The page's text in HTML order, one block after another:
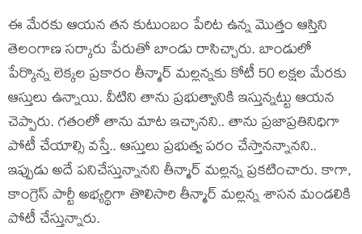
ఈ మేర‌కు ఆయ‌న తన కుటుంబం పేరిట ఉన్న మొత్తం ఆస్తిని
తెలంగాణ స‌ర్కారు పేరుతో బాండు రాసిచ్చారు. బాండులో
పేర్కొన్న లెక్క‌ల ప్ర‌కారం తీన్మార్ మ‌ల్ల‌న్న‌కు కోటీ 50 ల‌క్ష‌ల మేర‌కు
ఆస్తులు ఉన్నాయి. వీటిని తాను ప్ర‌భుత్వానికి ఇస్తున్న‌ట్టు ఆయ‌న
చెప్పారు. గ‌తంలో తాను మాట ఇచ్చాన‌ని.. తాను ప్ర‌జాప్ర‌తినిధిగా
పోటీ చేయాల్సి వ‌స్తే.. ఆస్తులు ప్ర‌భుత్వ ప‌రం చేస్తాన‌న్నాన‌ని..
ఇప్పుడు అదే ప‌నిచేస్తున్నాన‌ని తీన్మార్ మ‌ల్ల‌న్న ప్ర‌క‌టించారు. కాగా,
కాంగ్రెస్ పార్టీ అభ్య‌ర్థిగా తొలిసారి తీన్మార్ మ‌ల్ల‌న్న శాస‌న మండ‌లికి
పోటీ చేస్తున్నారు.